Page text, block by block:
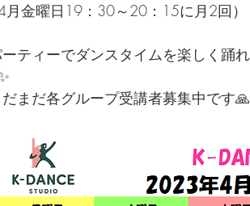
4月金曜日19：30～20：15に月2回）
だまだ各グループ受講者募集中です🙏